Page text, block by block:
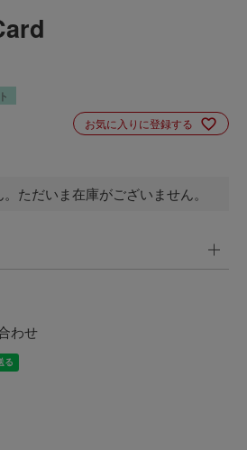
お気に入りに登録する
ただいま在庫がございません。
わせ